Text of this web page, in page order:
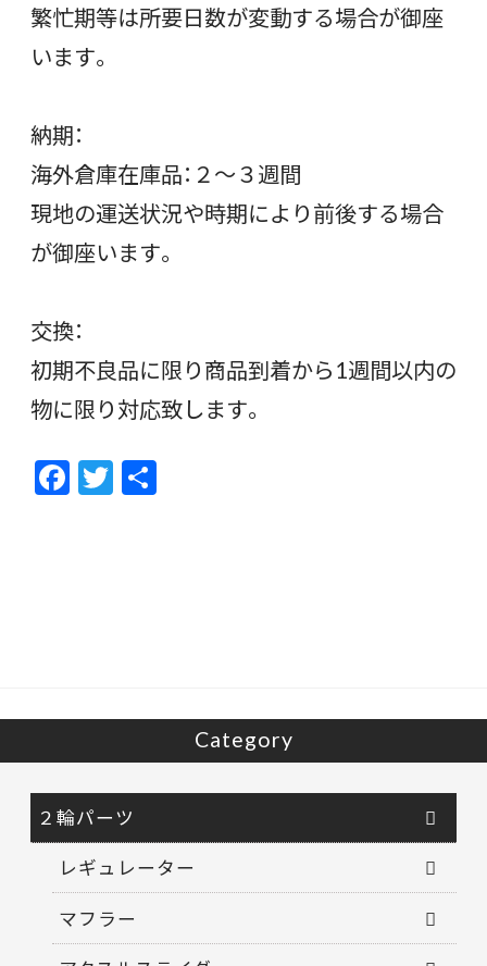
繁忙期等は所要日数が変動する場合が御座
います。
納期：
海外倉庫在庫品：２～３週間
現地の運送状況や時期により前後する場合
が御座います。
交換：
初期不良品に限り商品到着から1週間以内の
物に限り対応致します。
F
ac
T
w
Category
２輪パーツ
レギュレーター
マフラー